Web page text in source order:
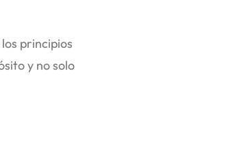
principios
y no solo